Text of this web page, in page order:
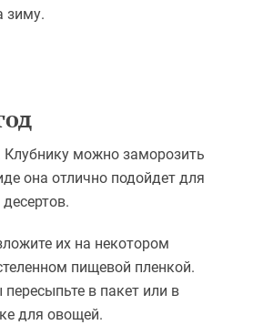
зиму.
можно заморозить
она отлично подойдет для
их на некотором
пищевой пленкой.
в пакет или в
для овощей.